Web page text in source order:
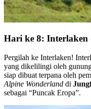
Hari ke 8: Interlaken
Pergilah ke Interlaken!
yang dikelilingi oleh
siap dibuat terpana oleh
Alpine Wonderland di
sebagai “Puncak Eropa”.